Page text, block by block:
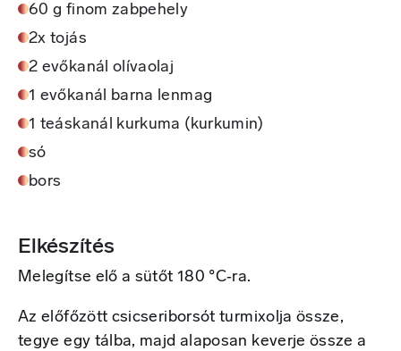
60 g finom zabpehely
2x tojás
2 evőkanál olívaolaj
1 evőkanál barna lenmag
1 teáskanál kurkuma (kurkumin)
só
bors
Elkészítés
Melegítse elő a sütőt 180 °C‑ra.
Az előfőzött csicseriborsót turmixolja össze,
tegye egy tálba, majd alaposan keverje össze a